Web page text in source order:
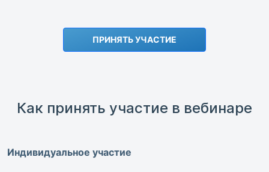
ПРИНЯТЬ УЧАСТИЕ
Как принять участие в вебинаре
Индивидуальное участие